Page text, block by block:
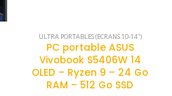
ULTRA PORTABLES (ECRANS 10-14")
PC portable ASUS
Vivobook S5406W 14
OLED – Ryzen 9 – 24 Go
RAM – 512 Go SSD